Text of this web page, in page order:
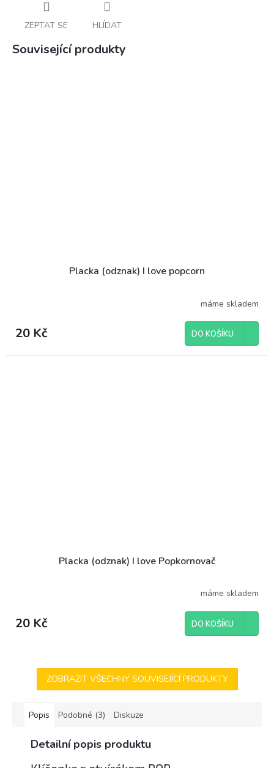
ZEPTAT SE HLÍDAT
Související produkty
Placka (odznak) I love popcorn
máme skladem
20 Kč DO KOŠÍKU
Placka (odznak) I love Popkornovač
máme skladem
20 Kč DO KOŠÍKU
ZOBRAZIT VŠECHNY SOUVISEJÍCÍ PRODUKTY
Popis Podobné (3) Diskuze
Detailní popis produktu